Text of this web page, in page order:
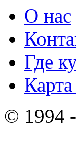
О нас
Где
© 1994